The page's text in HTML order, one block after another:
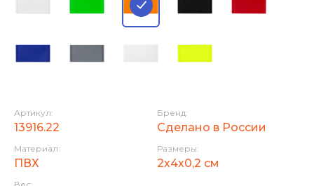
Артикул:
13916.22
Бренд:
Сделано в России
Материал:
ПВХ
Размеры:
2х4х0,2 см